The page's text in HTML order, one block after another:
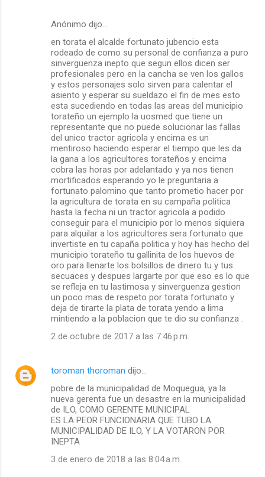
Anónimo dijo…
en torata el alcalde fortunato jubencio esta
rodeado de como su personal de confianza a puro
sinverguenza inepto que segun ellos dicen ser
profesionales pero en la cancha se ven los gallos
y estos personajes solo sirven para calentar el
asiento y esperar su sueldazo el fin de mes esto
esta sucediendo en todas las areas del municipio
torateño un ejemplo la uosmed que tiene un
representante que no puede solucionar las fallas
del unico tractor agricola y encima es un
mentiroso haciendo esperar el tiempo que les da
la gana a los agricultores torateños y encima
cobra las horas por adelantado y ya nos tienen
mortificados esperando yo le preguntaria a
fortunato palomino que tanto prometio hacer por
la agricultura de torata en su campaña politica
hasta la fecha ni un tractor agricola a podido
conseguir para el municipio por lo menos siquiera
para alquilar a los agricultores sera fortunato que
invertiste en tu capaña politica y hoy has hecho del
municipio torateño tu gallinita de los huevos de
oro para llenarte los bolsillos de dinero tu y tus
secuaces y despues largarte por que eso es lo que
se refleja en tu lastimosa y sinverguenza gestion
un poco mas de respeto por torata fortunato y
deja de tirarte la plata de torata yendo a lima
mintiendo a la poblacion que te dio su confianza .
2 de octubre de 2017 a las 7:46 p.m.
toroman thoroman dijo…
pobre de la municipalidad de Moquegua, ya la
nueva gerenta fue un desastre en la municipalidad
de ILO, COMO GERENTE MUNICIPAL
ES LA PEOR FUNCIONARIA QUE TUBO LA
MUNICIPALIDAD DE ILO, Y LA VOTARON POR
INEPTA
3 de enero de 2018 a las 8:04 a.m.